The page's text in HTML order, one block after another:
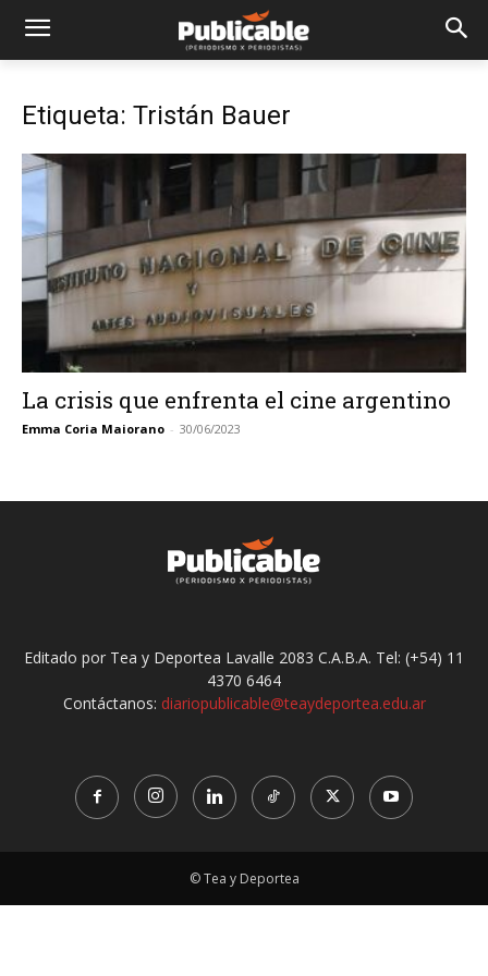
Etiqueta: Tristán Bauer
La crisis que enfrenta el cine argentino
Emma Coria Maiorano - 30/06/2023
Editado por Tea y Deportea Lavalle 2083 C.A.B.A. Tel: (+54) 11
4370 6464
Contáctanos: diariopublicable@teaydeportea.edu.ar
© Tea y Deportea